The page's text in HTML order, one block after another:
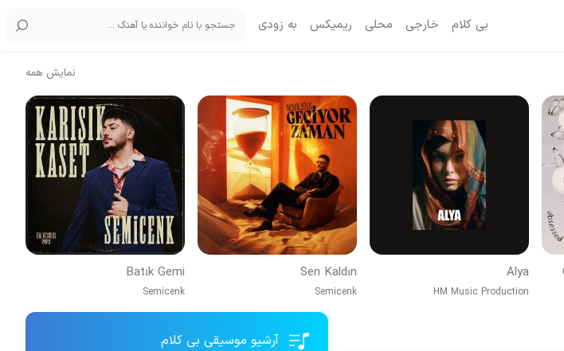
بی کلام خارجی محلی ریمیکس به زودی
نمایش همه
Alya
HM Music Production
Sen Kaldın
Semicenk
Batık Gemi
Semicenk
آرشیو موسیقی بی کلام